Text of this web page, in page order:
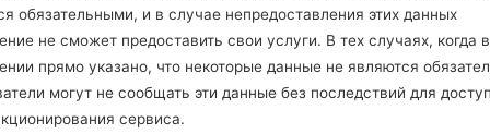
обязательными, и в случае непредоставления этих данных
не сможет предоставить свои услуги. В тех случаях, когда
прямо указано, что некоторые данные не являются
могут не сообщать эти данные без последствий для
сервиса.